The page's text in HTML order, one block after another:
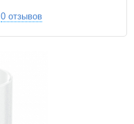
0 отзывов